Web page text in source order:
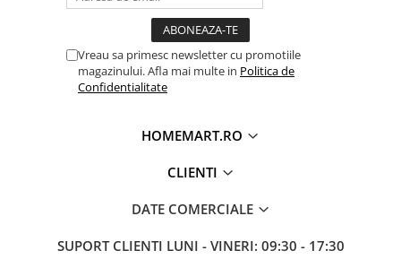
Vreau sa primesc newsletter cu promotiile
magazinului. Afla mai multe in Politica de
Confidentialitate
HOMEMART.RO
CLIENTI
DATE COMERCIALE
SUPORT CLIENTI LUNI - VINERI: 09:30 - 17:30